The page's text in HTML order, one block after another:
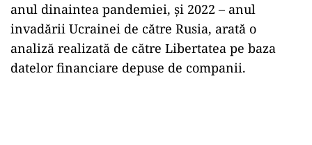
anul dinaintea pandemiei, și 2022 – anul
invadării Ucrainei de către Rusia, arată o
analiză realizată de către Libertatea pe baza
datelor financiare depuse de companii.